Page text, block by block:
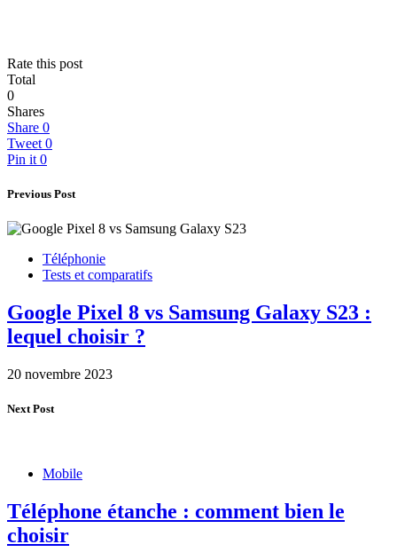
Rate this post
Total
0
Shares
Share 0
Tweet 0
Pin it 0
Previous Post
Téléphonie
Tests et comparatifs
Google Pixel 8 vs Samsung Galaxy S23 :
lequel choisir ?
20 novembre 2023
Next Post
Mobile
Téléphone étanche : comment bien le
choisir